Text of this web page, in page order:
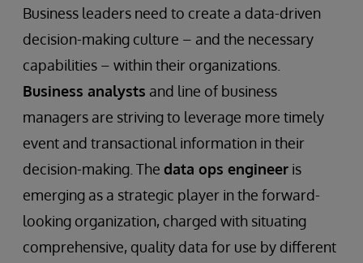
Business leaders need to create a data-driven
decision-making culture – and the necessary
capabilities – within their organizations.
Business analysts and line of business
managers are striving to leverage more timely
event and transactional information in their
decision-making. The data ops engineer is
emerging as a strategic player in the forward-
looking organization, charged with situating
comprehensive, quality data for use by different